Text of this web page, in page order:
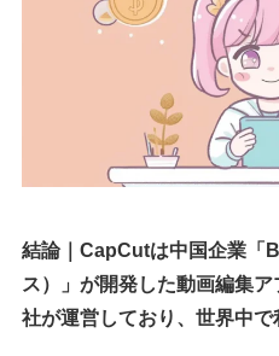
結論｜CapCutは中国企業「
ス）」が開発した動画編集
社が運営しており、世界中で